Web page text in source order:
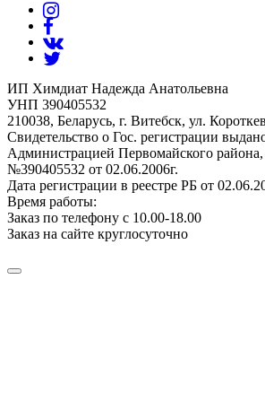
ИП Химдиат Надежда Анатольевна
УНП 390405532
210038, Беларусь, г. Витебск, ул.
Свидетельство о Гос. регистрации
Администрацией Первомайского района,
№390405532 от 02.06.2006г.
Дата регистрации в реестре РБ от
Время работы:
Заказ по телефону с 10.00-18.00
Заказ на сайте круглосуточно